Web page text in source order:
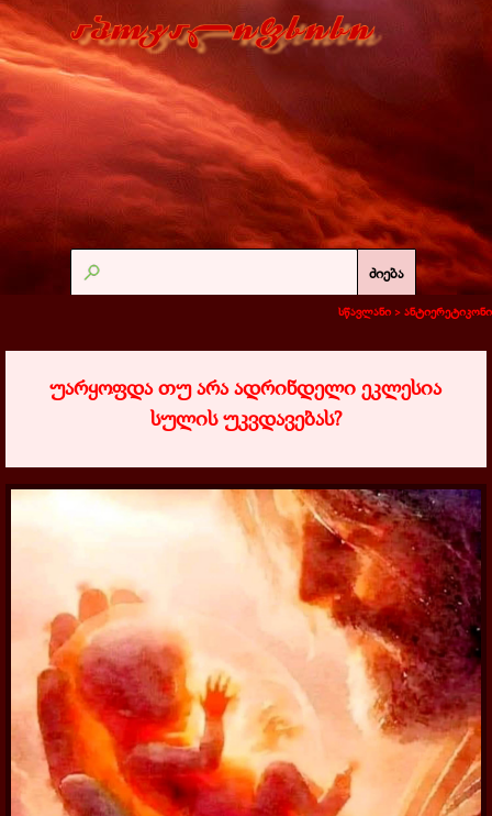
ძიება
სწავლანი > ანტიერეტიკონი
უარყოფდა თუ არა ადრინდელი ეკლესია
სულის უკვდავებას?